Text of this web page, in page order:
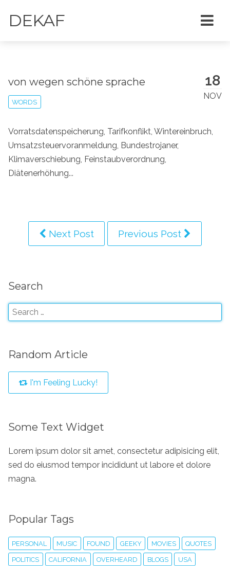
DEKAF
18
NOV
von wegen schöne sprache
WORDS
Vorratsdatenspeicherung, Tarifkonflikt, Wintereinbruch,
Umsatzsteuervoranmeldung, Bundestrojaner,
Klimaverschiebung, Feinstaubverordnung,
Diätenerhöhung...
Next Post Previous Post
Search
Random Article
I'm Feeling Lucky!
Some Text Widget
Lorem ipsum dolor sit amet, consectetur adipisicing elit,
sed do eiusmod tempor incididunt ut labore et dolore
magna.
Popular Tags
PERSONAL MUSIC FOUND GEEKY MOVIES QUOTES
POLITICS CALIFORNIA OVERHEARD BLOGS USA